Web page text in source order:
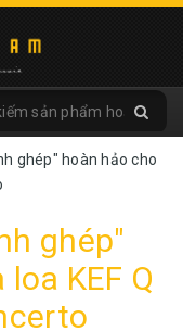
ghép" hoàn hảo cho
ghép"
KEF Q